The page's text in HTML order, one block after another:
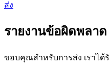
ส่ง
รายงานข้อผิดพลาด
ขอบคุณสำหรับการส่ง เราไ